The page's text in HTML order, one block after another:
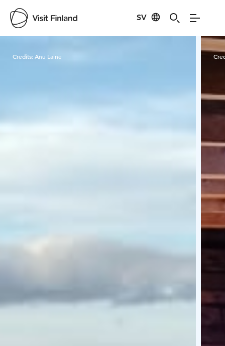
SV
Credits:Anu Laine